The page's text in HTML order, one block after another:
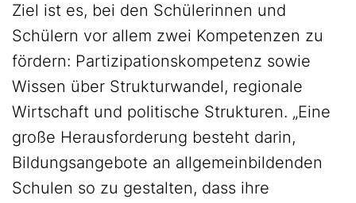
Ziel ist es, bei den Schülerinnen und
Schülern vor allem zwei Kompetenzen zu
fördern: Partizipationskompetenz sowie
Wissen über Strukturwandel, regionale
Wirtschaft und politische Strukturen. „Eine
große Herausforderung besteht darin,
Bildungsangebote an allgemeinbildenden
Schulen so zu gestalten, dass ihre